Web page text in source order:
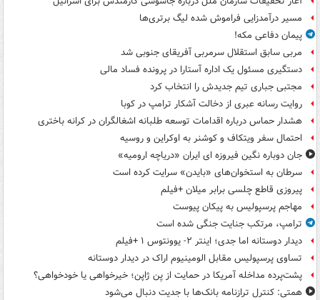
مسیر درآمدزایی فراموش شده لیگ برتری‌ها
پیمان دفاعی مکه!
مربی سابق استقلال سرمربی آفریقای جنوبی شد
دستگیری مسئول یک اداره آستارا در پرونده فساد مالی
مجتبی جباری تیم جدیدش را انتخاب کرد
روایت رسانه عبری از دخالت آشکار ترامپ در کوبا
هشدار حماس درباره اقدامات توسعه طلبانه اشغالگران در کرانه باختری
احتمال سفر ویتکاف و کوشنر به اوکراین و روسیه
جان دوباره نگین فیروزه ای ایران «دریاچه ارومیه»
سرطان به استخوان‌های «بایدن» سرایت کرده است
پیروزی قاطع چلسی برابر میلان +فیلم
مهاجم پرسپولیس به پیکان پیوست
ترامپ، مرتکب جنایت جنگی شده است
دیدار دوستانه اما جدی؛ اینتر ۲- یوونتوس ۱ +فیلم
تساوی پرسپولیس مقابل الومینیوم اراک در دیدار دوستانه
پشت‌پرده مداخله آمریکا در حمایت از یِن ژاپن؛ خیرخواهی یا خودخواهی؟
همتی: کنترل ترازنامه بانک‌ها با جدیت دنبال می‌شود